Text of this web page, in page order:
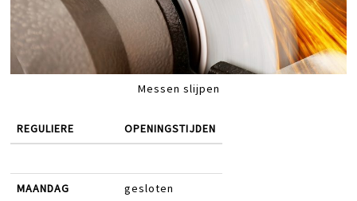
Messen slijpen
REGULIERE OPENINGSTIJDEN
MAANDAG gesloten